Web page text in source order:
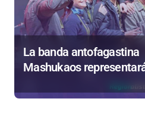
La banda antofagastina
Mashukaos
de Valparaíso